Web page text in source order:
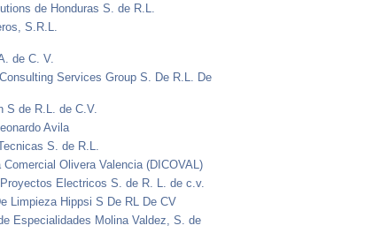
de Honduras S. de R.L.
S.R.L.
de C. V.
Services Group S. De R.L. De
S de R.L. de C.V.
Avila
S. de R.L.
Comercial Olivera Valencia (DICOVAL)
Electricos S. de R. L. de c.v.
Limpieza Hippsi S De RL De CV
Especialidades Molina Valdez, S. de